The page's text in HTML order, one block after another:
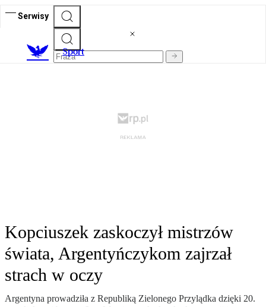
Serwisy
Sport
Kopciuszek zaskoczył mistrzów
świata, Argentyńczykom zajrzał
strach w oczy
Argentyna prowadziła z Republiką Zielonego Przylądka dzięki 20.